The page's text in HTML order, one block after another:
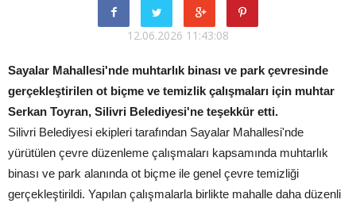
12.06.2026 11:43:08
Sayalar Mahallesi'nde muhtarlık binası ve park çevresinde
gerçekleştirilen ot biçme ve temizlik çalışmaları için muhtar
Serkan Toyran, Silivri Belediyesi'ne teşekkür etti.
Silivri Belediyesi ekipleri tarafından Sayalar Mahallesi'nde
yürütülen çevre düzenleme çalışmaları kapsamında muhtarlık
binası ve park alanında ot biçme ile genel çevre temizliği
gerçekleştirildi. Yapılan çalışmalarla birlikte mahalle daha düzenli